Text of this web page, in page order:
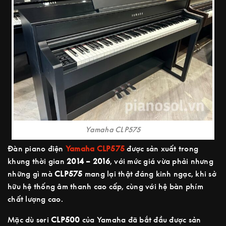
Yamaha CLP575
Đàn piano điện Yamaha CLP575 được sản xuất trong
khung thời gian 2014 – 2016, với mức giá vừa phải nhưng
những gì mà CLP575 mang lại thật đáng kinh ngạc, khi sở
hữu hệ thống âm thanh cao cấp, cùng với hệ bàn phím
chất lượng cao.
Mặc dù seri CLP500 của Yamaha đã bắt đầu được sản